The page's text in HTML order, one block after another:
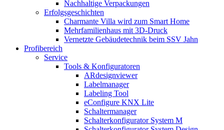
Nachhaltige Verpackungen
Erfolgsgeschichten
Charmante Villa wird zum Smart Home
Mehrfamilienhaus mit 3D-Druck
Vernetzte Gebäudetechnik beim SSV Jahn
Profibereich
Service
Tools & Konfiguratoren
ARdesignviewer
Labelmanager
Labeling Tool
eConfigure KNX Lite
Schaltermanager
Schalterkonfigurator System M